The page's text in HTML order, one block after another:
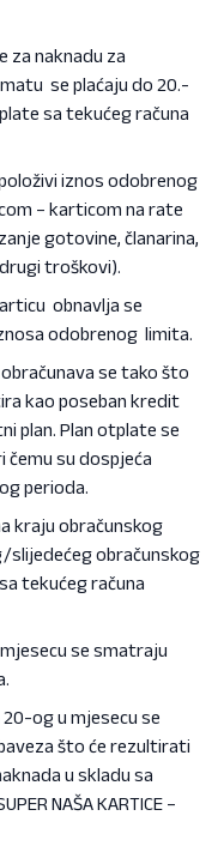
za naknadu za
se plaćaju do 20.-
sa tekućeg računa
iznos odobrenog
– karticom na rate
gotovine, članarina,
troškovi).
obnavlja se
odobrenog limita.
se tako što
kao poseban kredit
plan. Plan otplate se
čemu su dospjeća
perioda.
kraju obračunskog
slijedećeg obračunskog
tekućeg računa
se smatraju
og u mjesecu se
što će rezultirati
u skladu sa
NAŠA KARTICE –